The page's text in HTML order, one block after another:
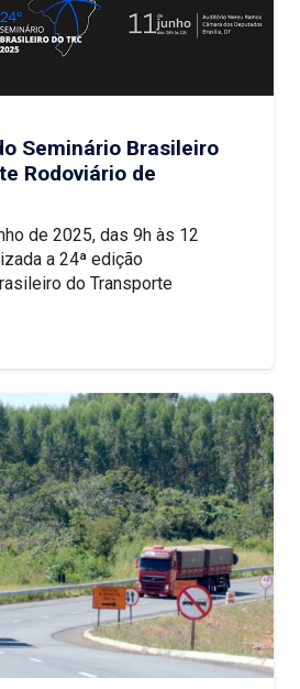
Seminário Brasileiro
Rodoviário de
de 2025, das 9h às 12
a 24ª edição
do Transporte